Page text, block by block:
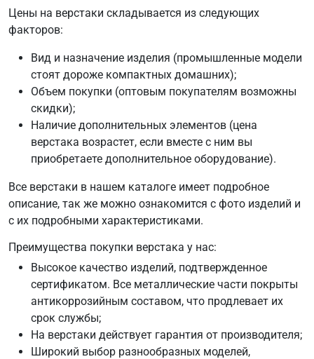
Цены на верстаки складывается из следующих
факторов:
Вид и назначение изделия (промышленные модели
стоят дороже компактных домашних);
Объем покупки (оптовым покупателям возможны
скидки);
Наличие дополнительных элементов (цена
верстака возрастет, если вместе с ним вы
приобретаете дополнительное оборудование).
Все верстаки в нашем каталоге имеет подробное
описание, так же можно ознакомится с фото изделий и
с их подробными характеристиками.
Преимущества покупки верстака у нас:
Высокое качество изделий, подтвержденное
сертификатом. Все металлические части покрыты
антикоррозийным составом, что продлевает их
срок службы;
На верстаки действует гарантия от производителя;
Широкий выбор разнообразных моделей,